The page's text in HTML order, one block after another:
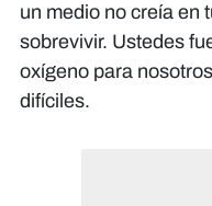
un medio no creía en
sobrevivir. Ustedes
oxígeno para
difíciles.